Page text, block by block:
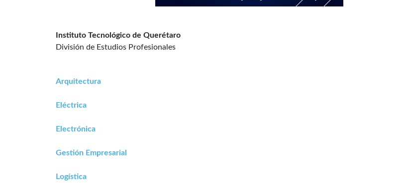
Instituto Tecnológico de Querétaro
División de Estudios Profesionales
Arquitectura
Eléctrica
Electrónica
Gestión Empresarial
Logística